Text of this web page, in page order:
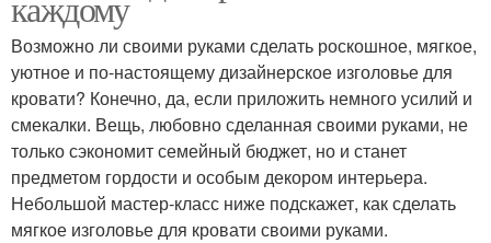
Возможно ли своими руками сделать роскошное, мягкое,
уютное и по-настоящему дизайнерское изголовье для
кровати? Конечно, да, если приложить немного усилий и
смекалки. Вещь, любовно сделанная своими руками, не
только сэкономит семейный бюджет, но и станет
предметом гордости и особым декором интерьера.
Небольшой мастер-класс ниже подскажет, как сделать
мягкое изголовье для кровати своими руками.